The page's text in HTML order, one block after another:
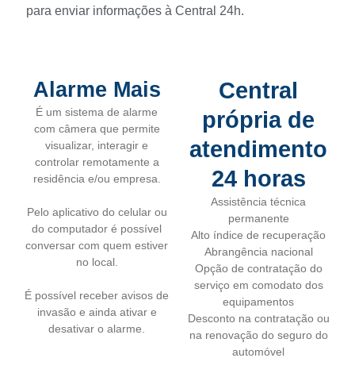
para enviar informações à Central 24h.
Alarme Mais
É um sistema de alarme
com câmera que permite
visualizar, interagir e
controlar remotamente a
residência e/ou empresa.
Pelo aplicativo do celular ou
do computador é possível
conversar com quem estiver
no local.
É possível receber avisos de
invasão e ainda ativar e
desativar o alarme.
Central
própria de
atendimento
24 horas
Assistência técnica
permanente
Alto índice de recuperação
Abrangência nacional
Opção de contratação do
serviço em comodato dos
equipamentos
Desconto na contratação ou
na renovação do seguro do
automóvel